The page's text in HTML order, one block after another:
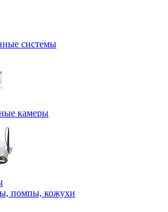
системы
камеры
помпы, кожухи